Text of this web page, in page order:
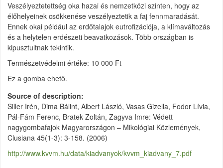
Veszélyeztetettség oka hazai és nemzetközi szinten, hogy az
élőhelyeinek csökkenése veszélyeztetik a faj fennmaradását.
Ennek okai például az erdőtalajok eutrofizációja, a klímaváltozás
és a helytelen erdészeti beavatkozások. Több országban is
kipusztultnak tekintik.
Természetvédelmi értéke: 10 000 Ft
Ez a gomba ehető.
Source of description
Siller Irén, Dima Bálint, Albert László, Vasas Gizella, Fodor Lívia,
Pál-Fám Ferenc, Bratek Zoltán, Zagyva Imre: Védett
nagygombafajok Magyarországon – Mikológiai Közlemények,
Clusiana 45(1-3): 3-158. (2006)
http://www.kvvm.hu/data/kiadvanyok/kvvm_kiadvany_7.pdf